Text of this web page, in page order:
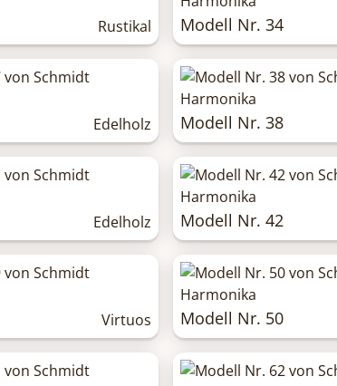
Rustikal Modell Nr. 34
Edelholz Modell Nr. 38
Edelholz Modell Nr. 42
Virtuos Modell Nr. 50